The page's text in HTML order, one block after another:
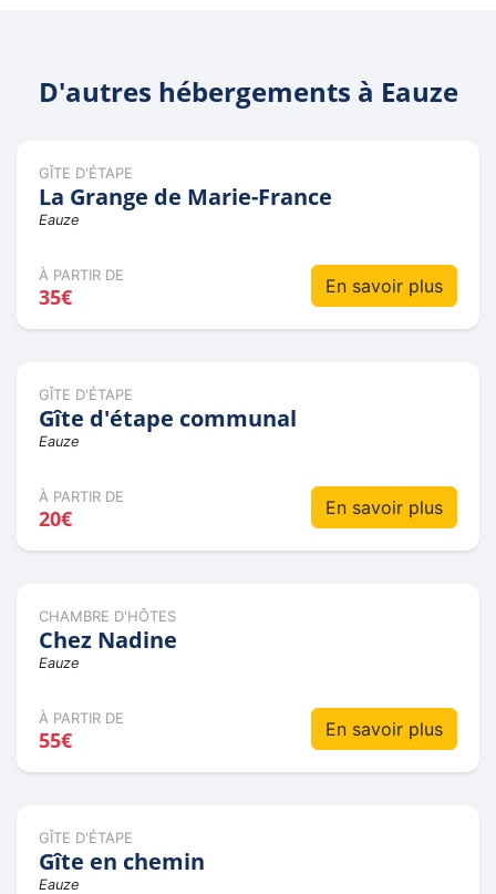
D'autres hébergements à Eauze
GÎTE D'ÉTAPE
La Grange de Marie-France
Eauze
À PARTIR DE
35€ En savoir plus
GÎTE D'ÉTAPE
Gîte d'étape communal
Eauze
À PARTIR DE
20€ En savoir plus
CHAMBRE D'HÔTES
Chez Nadine
Eauze
À PARTIR DE
55€ En savoir plus
GÎTE D'ÉTAPE
Gîte en chemin
Eauze